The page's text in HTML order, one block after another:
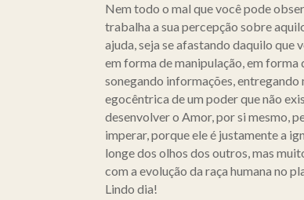
Nem todo o mal que você pode
trabalha a sua percepção sobre
ajuda, seja se afastando daquilo que
em forma de manipulação, em
sonegando informações,
egocêntrica de um poder que não
desenvolver o Amor, por si mesmo,
imperar, porque ele é justamente a
longe dos olhos dos outros, mas
com a evolução da raça humana no
Lindo dia!